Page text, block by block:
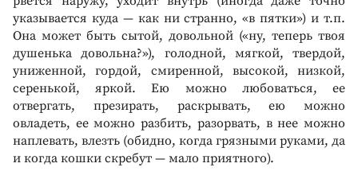
указывается куда — как ни странно, «в пятки») и т.п.
Она может быть сытой, довольной («ну, теперь твоя
душенька довольна?»), голодной, мягкой, твердой,
униженной, гордой, смиренной, высокой, низкой,
серенькой, яркой. Ею можно любоваться, ее
отвергать, презирать, раскрывать, ею можно
овладеть, ее можно разбить, разорвать, в нее можно
наплевать, влезть (обидно, когда грязными руками, да
и когда кошки скребут — мало приятного).